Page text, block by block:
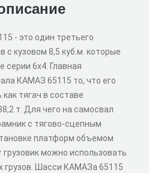
- это один третьего
с кузовом 8,5 куб.м. которые
серии 6х4. Главная
КАМАЗ 65115 то, что его
тягач в составе
т. Для чего на самосвал
с тягово-сцепным
платформ объемом
грузовик можно использовать
грузов. Шасси КАМАЗа 65115